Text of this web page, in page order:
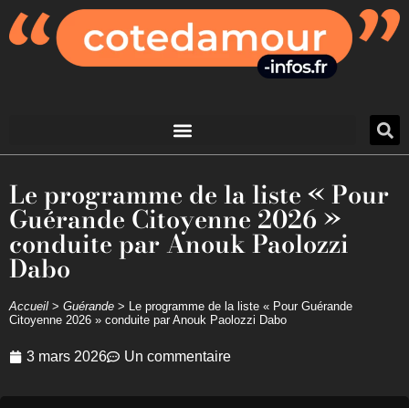
Le programme de la liste « Pour
Guérande Citoyenne 2026 »
conduite par Anouk Paolozzi
Dabo
Accueil > Guérande > Le programme de la liste « Pour Guérande
Citoyenne 2026 » conduite par Anouk Paolozzi Dabo
3 mars 2026 Un commentaire